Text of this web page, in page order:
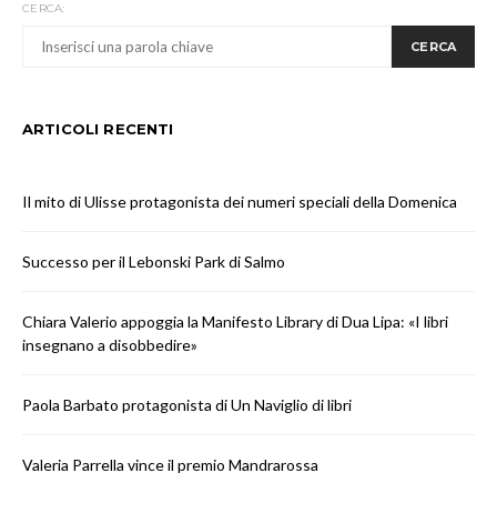
CERCA:
CERCA
ARTICOLI RECENTI
Il mito di Ulisse protagonista dei numeri speciali della Domenica
Successo per il Lebonski Park di Salmo
Chiara Valerio appoggia la Manifesto Library di Dua Lipa: «I libri
insegnano a disobbedire»
Paola Barbato protagonista di Un Naviglio di libri
Valeria Parrella vince il premio Mandrarossa